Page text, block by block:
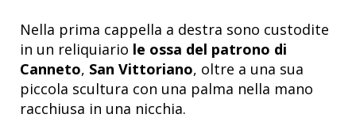
Nella prima cappella a destra sono custodite
in un reliquiario le ossa del patrono di
Canneto, San Vittoriano, oltre a una sua
piccola scultura con una palma nella mano
racchiusa in una nicchia.